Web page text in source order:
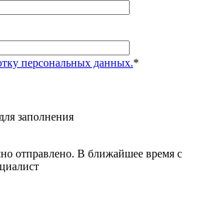
персональных данных.*
заполнения
отправлено. В ближайшее время с